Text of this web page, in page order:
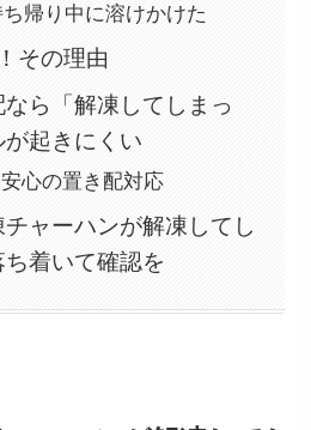
帰り中に溶けかけた
その理由
ら「解凍してしまっ
起きにくい
心の置き配対応
チャーハンが解凍してし
ち着いて確認を